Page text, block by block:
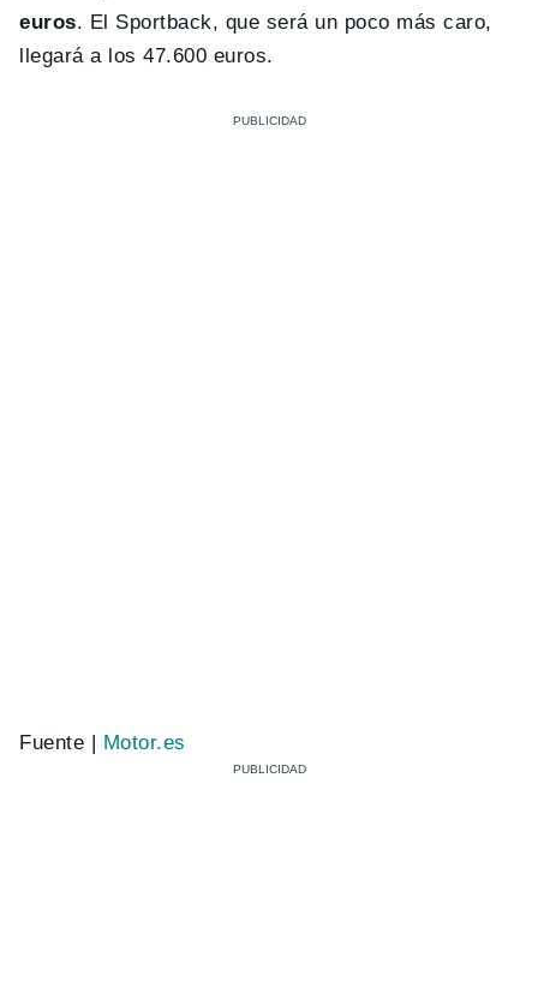
euros. El Sportback, que será un poco más caro,
llegará a los 47.600 euros.
Fuente | Motor.es